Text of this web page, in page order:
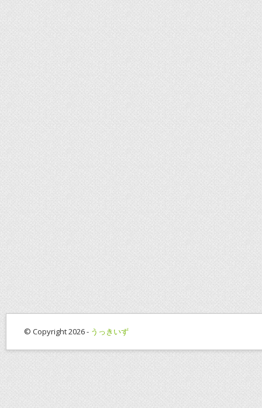
© Copyright 2026 - うっきいず